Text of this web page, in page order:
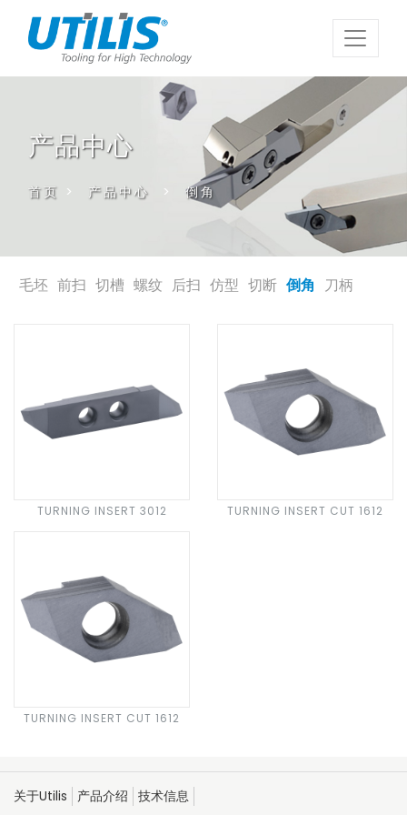
产品中心
首页 > 产品中心 > 倒角
毛坯 前扫 切槽 螺纹 后扫 仿型 切断 倒角 刀柄
TURNING INSERT 3012 TURNING INSERT CUT 1612
TURNING INSERT CUT 1612
关于Utilis 产品介绍 技术信息